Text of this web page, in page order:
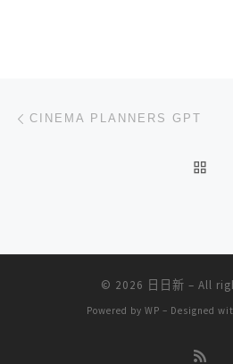
文章导航
CINEMA PLANNERS GPT
© 2026 日日新 – All
Powered by WP – Designed